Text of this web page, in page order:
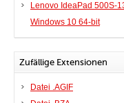
Lenovo IdeaPad 500S-
Windows 10 64-bit
Zufällige Extensionen
Datei .AGIF